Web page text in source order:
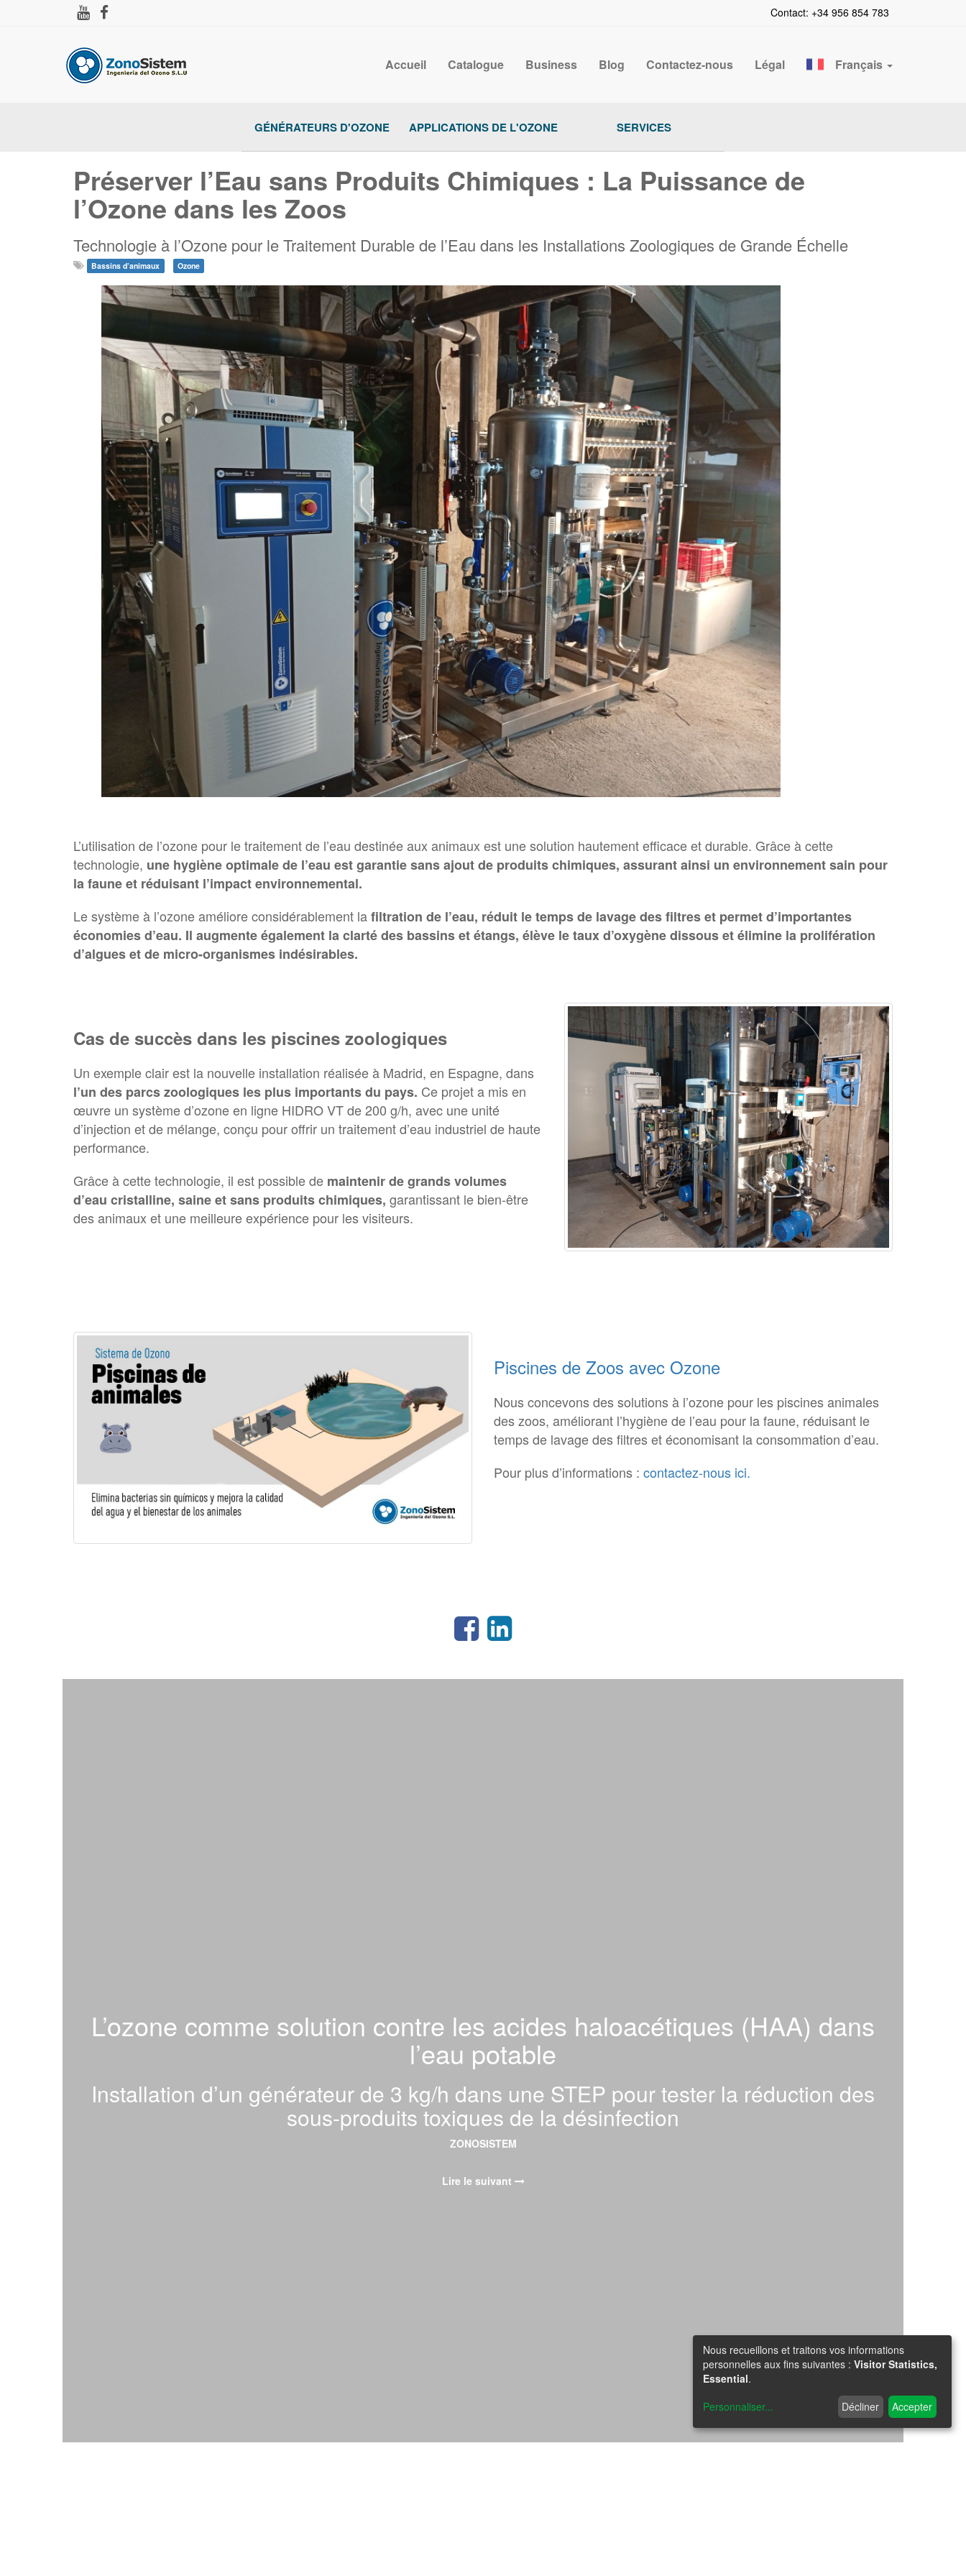
Contact: +34 956 854 783
Accueil Catalogue Business Blog Contactez-nous Légal Français
GÉNÉRATEURS D'OZONE APPLICATIONS DE L'OZONE SERVICES
Préserver l’Eau sans Produits Chimiques : La Puissance de
l’Ozone dans les Zoos
Technologie à l’Ozone pour le Traitement Durable de l’Eau dans les Installations Zoologiques de Grande Échelle
Bassins d’animaux Ozone
L’utilisation de l’ozone pour le traitement de l’eau destinée aux animaux est une solution hautement efficace et durable. Grâce à cette
technologie, une hygiène optimale de l’eau est garantie sans ajout de produits chimiques, assurant ainsi un environnement sain pour
la faune et réduisant l’impact environnemental.
Le système à l’ozone améliore considérablement lafiltration de l’eau, réduit le temps de lavage des filtres et permet d’importantes
économies d’eau. Il augmente également la clarté des bassins et étangs, élève le taux d’oxygène dissous et élimine la prolifération
d’algues et de micro-organismes indésirables.
Cas de succès dans les piscines zoologiques
Un exemple clair est la nouvelle installation réalisée à Madrid, en Espagne, dans
l’un des parcs zoologiques les plus importants du pays. Ce projet a mis en
œuvre un système d’ozone en ligne HIDRO VT de 200 g/h, avec une unité
d’injection et de mélange, conçu pour offrir un traitement d’eau industriel de haute
performance.
Grâce à cette technologie, il est possible de maintenir de grands volumes
d’eau cristalline, saine et sans produits chimiques, garantissant le bien-être
des animaux et une meilleure expérience pour les visiteurs.
Piscines de Zoos avec Ozone
Nous concevons des solutions à l’ozone pour les piscines animales
des zoos, améliorant l’hygiène de l’eau pour la faune, réduisant le
temps de lavage des filtres et économisant la consommation d’eau.
Pour plus d’informations : contactez-nous ici.
L’ozone comme solution contre les acides haloacétiques (HAA) dans
l’eau potable
Installation d’un générateur de 3 kg/h dans une STEP pour tester la réduction des
sous-produits toxiques de la désinfection
ZONOSISTEM
Lire le suivant
Nous recueillons et traitons vos informations
personnelles aux fins suivantes : Visitor Statistics,
Essential.
Personnaliser... Décliner Accepter